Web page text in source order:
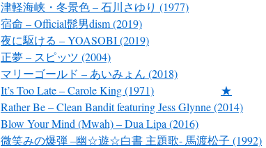
津軽海峡・冬景色 – 石川さゆり (1977)
宿命 – Official髭男dism (2019)
夜に駆ける – YOASOBI (2019)
正夢 – スピッツ (2004)
マリーゴールド – あいみょん (2018)
It’s Too Late – Carole King (1971)
★
Rather Be – Clean Bandit featuring Jess Glynne (2014)
Blow Your Mind (Mwah) – Dua Lipa (2016)
微笑みの爆弾 –幽☆遊☆白書 主題歌- 馬渡松子 (1992)